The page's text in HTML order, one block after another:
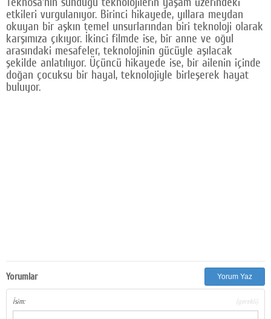
etkileri vurgulanıyor. Birinci hikayede, yıllara meydan
okuyan bir aşkın temel unsurlarından biri teknoloji olarak
karşımıza çıkıyor. İkinci filmde ise, bir anne ve oğul
arasındaki mesafeler, teknolojinin gücüyle aşılacak
şekilde anlatılıyor. Üçüncü hikayede ise, bir ailenin içinde
doğan çocuksu bir hayal, teknolojiyle birleşerek hayat
buluyor.
Yorumlar Yorum Yaz
İsim: (gerekli)